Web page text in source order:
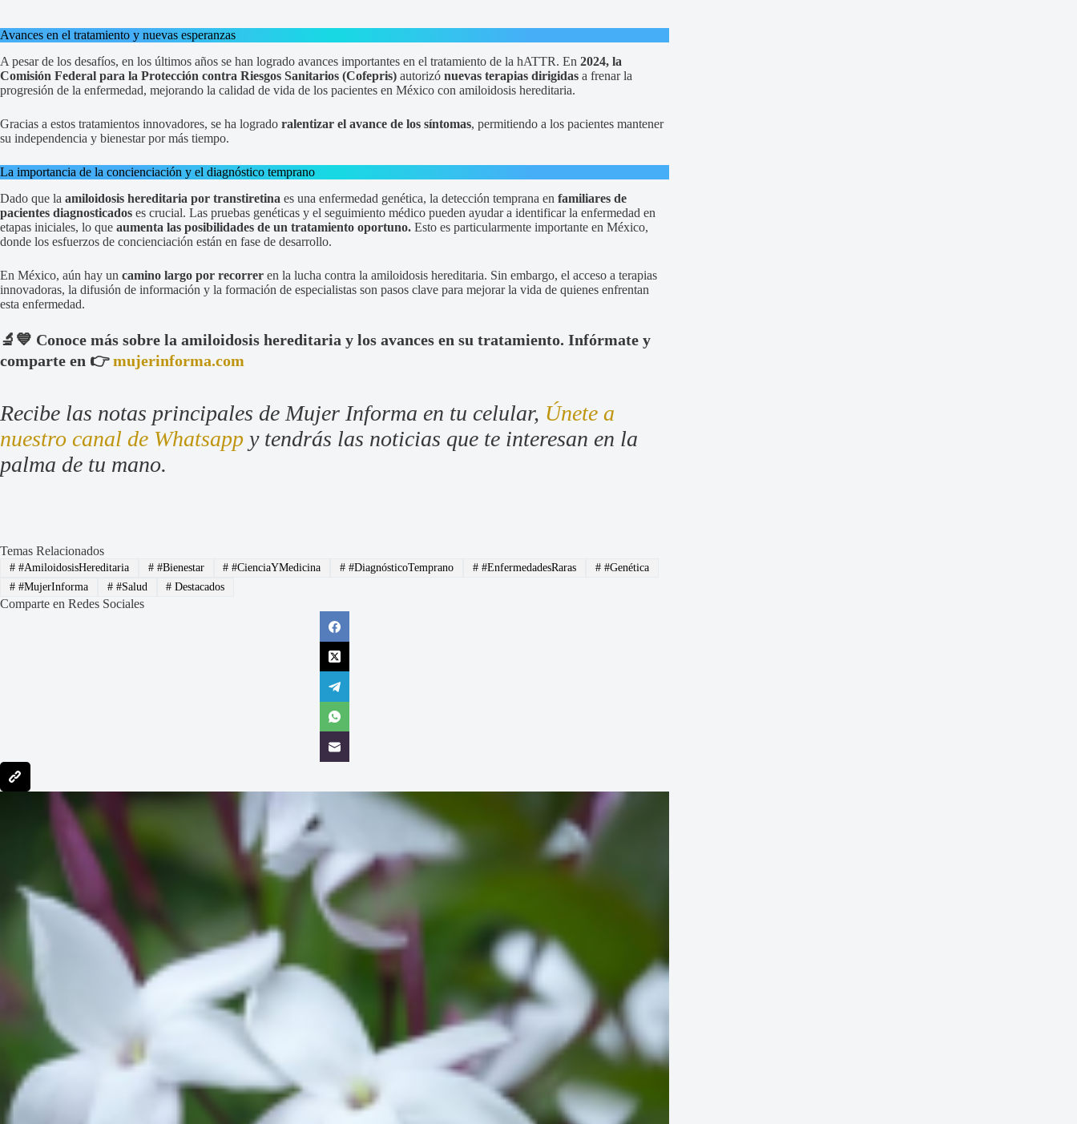
Avances en el tratamiento y nuevas esperanzas
A pesar de los desafíos, en los últimos años se han logrado avances importantes en el tratamiento de la hATTR. En 2024, la
Comisión Federal para la Protección contra Riesgos Sanitarios (Cofepris) autorizó nuevas terapias dirigidas a frenar la
progresión de la enfermedad, mejorando la calidad de vida de los pacientes en México con amiloidosis hereditaria.
Gracias a estos tratamientos innovadores, se ha logrado ralentizar el avance de los síntomas, permitiendo a los pacientes mantener
su independencia y bienestar por más tiempo.
La importancia de la concienciación y el diagnóstico temprano
Dado que la amiloidosis hereditaria por transtiretina es una enfermedad genética, la detección temprana en familiares de
pacientes diagnosticados es crucial. Las pruebas genéticas y el seguimiento médico pueden ayudar a identificar la enfermedad en
etapas iniciales, lo que aumenta las posibilidades de un tratamiento oportuno. Esto es particularmente importante en México,
donde los esfuerzos de concienciación están en fase de desarrollo.
En México, aún hay un camino largo por recorrer en la lucha contra la amiloidosis hereditaria. Sin embargo, el acceso a terapias
innovadoras, la difusión de información y la formación de especialistas son pasos clave para mejorar la vida de quienes enfrentan
esta enfermedad.
🔬💙 Conoce más sobre la amiloidosis hereditaria y los avances en su tratamiento. Infórmate y
comparte en 👉mujerinforma.com
Recibe las notas principales de Mujer Informa en tu celular, Únete a
nuestro canal de Whatsapp y tendrás las noticias que te interesan en la
palma de tu mano.
Temas Relacionados
##AmiloidosisHereditaria ##Bienestar # #CienciaYMedicina # #DiagnósticoTemprano # #EnfermedadesRaras ##Genética
##MujerInforma ##Salud # Destacados
Comparte en Redes Sociales